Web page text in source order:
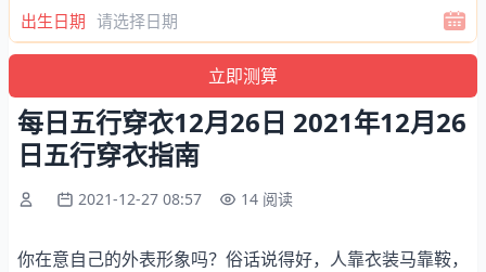
出生日期
每日五行穿衣12月26日 2021年12月26
日五行穿衣指南
2021-12-27 08:57 14 阅读
你在意自己的外表形象吗？俗话说得好，人靠衣装马靠鞍，